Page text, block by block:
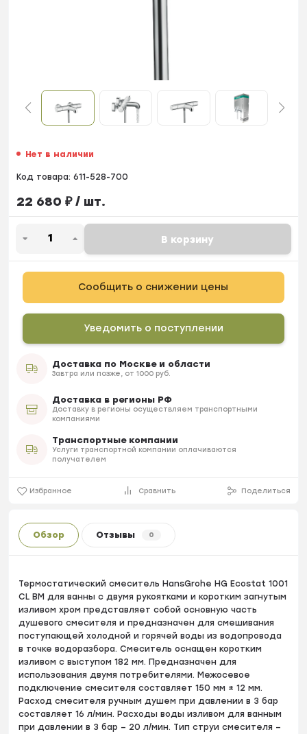
Нет в наличии
Код товара: 611-528-700
22 680 ₽/ шт.
В корзину
Сообщить о снижении цены
Уведомить о поступлении
Доставка по Москве и области
Завтра или позже, от 1000 руб.
Доставка в регионы РФ
Доставку в регионы осуществляем транспортными
компаниями
Транспортные компании
Услуги транспортной компании оплачиваются
получателем
Избранное Сравнить Поделиться
Обзор Отзывы 0
Термостатический смеситель HansGrohe HG Ecostat 1001
CL BM для ванны с двумя рукоятками и коротким загнутым
изливом хром представляет собой основную часть
душевого смесителя и предназначен для смешивания
поступающей холодной и горячей воды из водопровода
в точке водоразбора. Смеситель оснащен коротким
изливом с выступом 182 мм. Предназначен для
использования двумя потребителями. Межосевое
подключение смесителя составляет 150 мм ± 12 мм.
Расход смесителя ручным душем при давлении в 3 бар
составляет 16 л/мин. Расходы воды изливом для ванным
при давлении в 3 бар – 20 л/мин. Тип струи смесителя –